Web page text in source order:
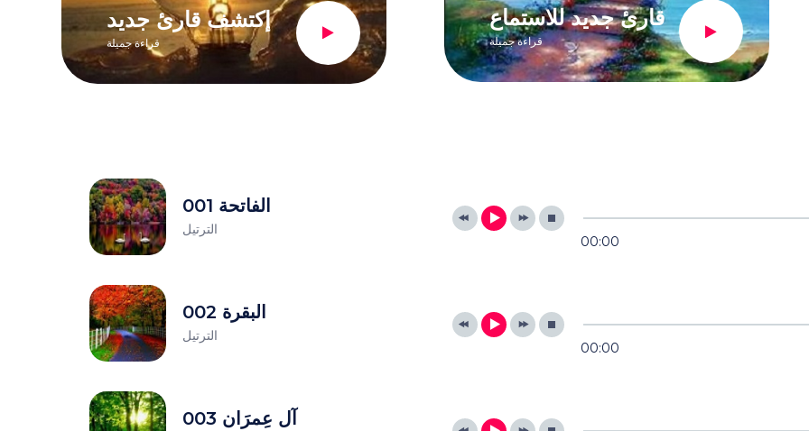
إكتشف قارئ جديد
قراءة جميلة
قارئ جديد للاستماع
قراءة جميلة
001 الفاتحة
الترتيل
00:00
002 البقرة
الترتيل
00:00
003 آل عِمرَان